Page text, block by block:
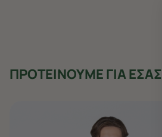
ΠΡΟΤΕΙΝΟΥΜΕ ΓΙΑ ΕΣΑΣ